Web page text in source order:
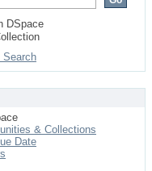
DSpace
Search
& Collections
Date